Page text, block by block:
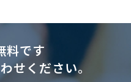
料です
せください。